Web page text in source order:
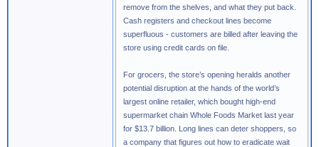
remove from the shelves, and what they put back.
Cash registers and checkout lines become
superfluous - customers are billed after leaving the
store using credit cards on file.
For grocers, the store’s opening heralds another
potential disruption at the hands of the world’s
largest online retailer, which bought high-end
supermarket chain Whole Foods Market last year
for $13.7 billion. Long lines can deter shoppers, so
a company that figures out how to eradicate wait